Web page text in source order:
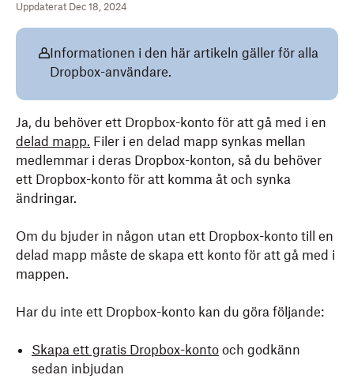
Uppdaterat Dec 18, 2024
Informationen i den här artikeln gäller för alla
Dropbox-användare.
Ja, du behöver ett Dropbox-konto för att gå med i en
delad mapp. Filer i en delad mapp synkas mellan
medlemmar i deras Dropbox-konton, så du behöver
ett Dropbox-konto för att komma åt och synka
ändringar.
Om du bjuder in någon utan ett Dropbox-konto till en
delad mapp måste de skapa ett konto för att gå med i
mappen.
Har du inte ett Dropbox-konto kan du göra följande:
Skapa ett gratis Dropbox-konto och godkänn
sedan inbjudan